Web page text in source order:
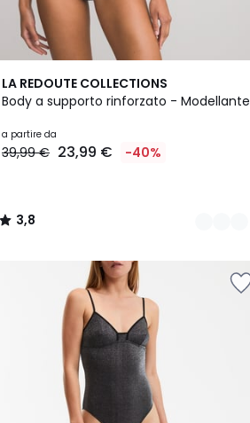
LA REDOUTE COLLECTIONS
Body a supporto rinforzato - Modellante
a partire da
39,99 € 23,99 € -40%
3,8
/ 5
2
Colori
3,8
/